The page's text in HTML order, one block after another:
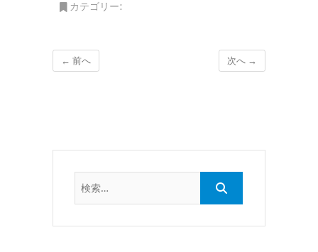
カテゴリー:
← 前へ 次へ →